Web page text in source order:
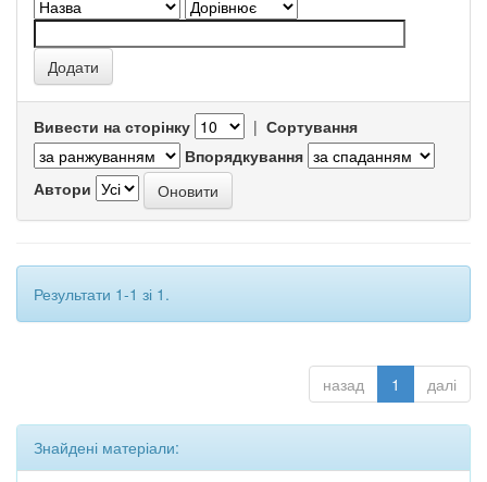
Вивести на сторінку | Сортування
Впорядкування
Автори
Результати 1-1 зі 1.
назад 1 далі
Знайдені матеріали: